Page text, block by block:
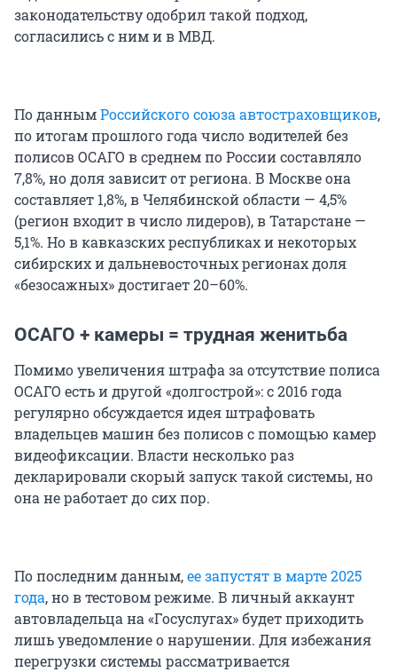
законодательству одобрил такой подход,
согласились с ним и в МВД.
По даннымРоссийского союза автостраховщиков,
по итогам прошлого года число водителей без
полисов ОСАГО в среднем по России составляло
7,8%, но доля зависит от региона. В Москве она
составляет 1,8%, в Челябинской области — 4,5%
(регион входит в число лидеров), в Татарстане —
5,1%. Но в кавказских республиках и некоторых
сибирских и дальневосточных регионах доля
«безосажных» достигает 20–60%.
ОСАГО + камеры = трудная женитьба
Помимо увеличения штрафа за отсутствие полиса
ОСАГО есть и другой «долгострой»: с 2016 года
регулярно обсуждается идея штрафовать
владельцев машин без полисов с помощью камер
видеофиксации. Власти несколько раз
декларировали скорый запуск такой системы, но
она не работает до сих пор.
По последним данным,ее запустят в марте 2025
года, но в тестовом режиме. В личный аккаунт
автовладельца на «Госуслугах» будет приходить
лишь уведомление о нарушении. Для избежания
перегрузки системы рассматривается